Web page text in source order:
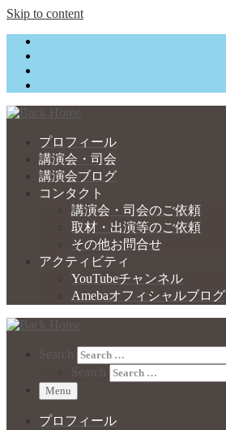
Skip to content
プロフィール
講演会・司会
講演会ブログ
コンタクト
講演会・司会のご依頼
取材・出演等のご依頼
その他お問合せ
アクティビティ
YouTubeチャンネル
Amebaオフィシャルブログ
Search
Search
Menu
プロフィール